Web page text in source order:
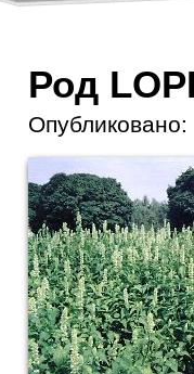
Род
Опубликовано: